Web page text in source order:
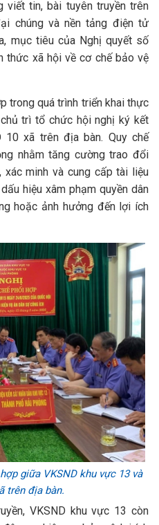
tin, bài tuyên truyền trên
chúng và nền tảng điện tử
mục tiêu của Nghị quyết số
thức xã hội về cơ chế bảo vệ
trong quá trình triển khai thực
trì tổ chức hội nghị ký kết
10 xã trên địa bàn. Quy chế
nhằm tăng cường trao đổi
xác minh và cung cấp tài liệu
hiệu xâm phạm quyền dân
hoặc ảnh hưởng đến lợi ích
giữa VKSND khu vực 13 và
trên địa bàn.
VKSND khu vực 13 còn